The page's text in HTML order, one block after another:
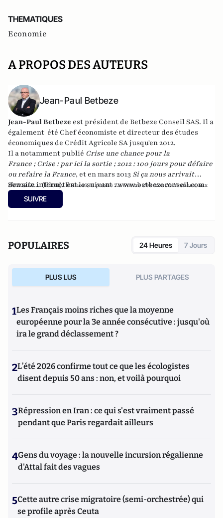
THEMATIQUES
Economie
A PROPOS DES AUTEURS
Jean-Paul Betbeze
Jean-Paul Betbeze est président de Betbeze Conseil SAS. Il a
également été Chef économiste et directeur des études
économiques de Crédit Agricole SA jusqu'en 2012.
Il a notamment publié Crise une chance pour la
France ; Crise : par ici la sortie ; 2012 : 100 jours pour défaire
ou refaire la France, et en mars 2013 Si ça nous arrivait
demain...(Plon). En2016, il publie La Guerre des Mondialisations, aux
éditions Economica
et en 2017 "La France, ce malade imaginaire"
chez le même éditeur.
Son site internet est le suivant :www.betbezeconseil.com
SUIVRE
POPULAIRES 24 Heures 7 Jours
PLUS LUS PLUS PARTAGES
1Les Français moins riches que la moyenne
européenne pour la 3e année consécutive : jusqu'où
ira le grand déclassement ?
2L’été 2026 confirme tout ce que les écologistes
disent depuis 50 ans : non, et voilà pourquoi
3Répression en Iran : ce qui s'est vraiment passé
pendant que Paris regardait ailleurs
4Gens du voyage : la nouvelle incursion régalienne
d'Attal fait des vagues
5Cette autre crise migratoire (semi-orchestrée) qui
se profile après Ceuta